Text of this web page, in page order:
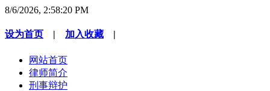
8/6/2026, 2:58:20 PM
设为首页 | 加入收藏 |
网站首页
律师简介
刑事辩护